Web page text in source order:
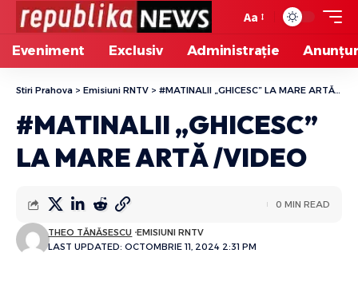
Aa
Eveniment Exclusiv Administrație
Stiri Prahova > Emisiuni RNTV > #MATINALII „GHICESC” LA MARE ARTĂ /VIDEO
#MATINALII „GHICESC”
LA MARE ARTĂ /VIDEO
LAST UPDATED: OCTOMBRIE 11, 2024 2:31 PM
THEO TĂNĂSESCU EMISIUNI RNTV
0 MIN READ